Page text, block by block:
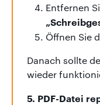
Entfernen
Öffnen Sie
Danach sollte
wieder
5. PDF-Datei